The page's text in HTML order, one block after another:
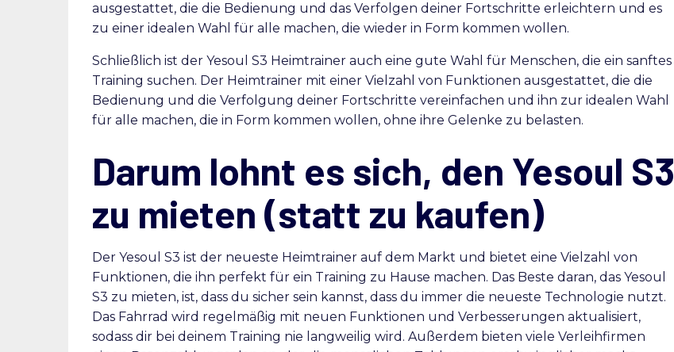
ausgestattet, die die Bedienung und das Verfolgen deiner Fortschritte erleichtern und es
zu einer idealen Wahl für alle machen, die wieder in Form kommen wollen.
Schließlich ist der Yesoul S3 Heimtrainer auch eine gute Wahl für Menschen, die ein sanftes
Training suchen. Der Heimtrainer mit einer Vielzahl von Funktionen ausgestattet, die die
Bedienung und die Verfolgung deiner Fortschritte vereinfachen und ihn zur idealen Wahl
für alle machen, die in Form kommen wollen, ohne ihre Gelenke zu belasten.
Darum lohnt es sich, den Yesoul S3
zu mieten (statt zu kaufen)
Der Yesoul S3 ist der neueste Heimtrainer auf dem Markt und bietet eine Vielzahl von
Funktionen, die ihn perfekt für ein Training zu Hause machen. Das Beste daran, das Yesoul
S3 zu mieten, ist, dass du sicher sein kannst, dass du immer die neueste Technologie nutzt.
Das Fahrrad wird regelmäßig mit neuen Funktionen und Verbesserungen aktualisiert,
sodass dir bei deinem Training nie langweilig wird. Außerdem bieten viele Verleihfirmen